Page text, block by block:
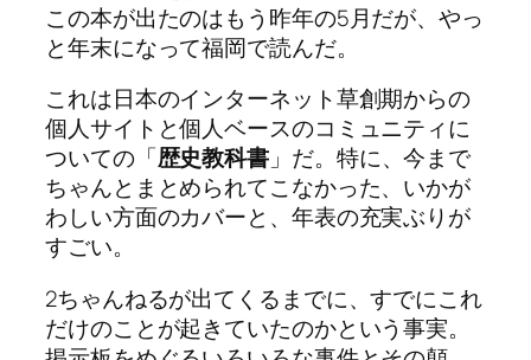
この本が出たのはもう昨年の5月だが、やっ
と年末になって福岡で読んだ。
これは日本のインターネット草創期からの
個人サイトと個人ベースのコミュニティに
ついての「歴史教科書 」だ。特に、今まで
ちゃんとまとめられてこなかった、いかが
わしい方面のカバーと、年表の充実ぶりが
すごい。
2ちゃんねるが出てくるまでに、すでにこれ
だけのことが起きていたのかという事実。